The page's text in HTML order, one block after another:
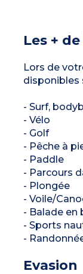
Les +
Lors de
disponibles
- Surf,
- Vélo
- Golf
- Pêche à
- Paddle
- Parcours
- Plongée
- Voile/
- Balade en
- Sports
-
Evasion